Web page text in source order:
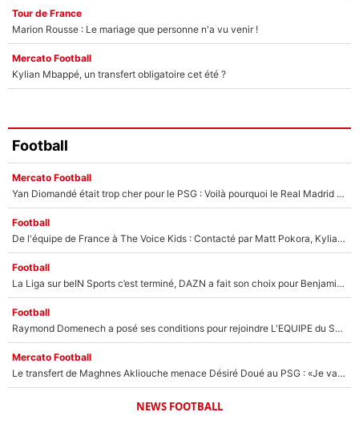
Tour de France
Marion Rousse : Le mariage que personne n'a vu venir !
Mercato Football
Kylian Mbappé, un transfert obligatoire cet été ?
Football
Mercato Football
Yan Diomandé était trop cher pour le PSG : Voilà pourquoi le Real Madrid a accepté de payer la somme record de 140M€ pour boucler son transfert !
Football
De l'équipe de France à The Voice Kids : Contacté par Matt Pokora, Kylian Mbappé a accepté de jouer un rôle inédit sur TF1 !
Football
La Liga sur beIN Sports c’est terminé, DAZN a fait son choix pour Benjamin Da Silva et Omar Da Fonseca !
Football
Raymond Domenech a posé ses conditions pour rejoindre L'EQUIPE du Soir : Il refuse de faire l'émission avec un autre chroniqueur !
Mercato Football
Le transfert de Maghnes Akliouche menace Désiré Doué au PSG : «Je valide à 200%»
NEWS FOOTBALL